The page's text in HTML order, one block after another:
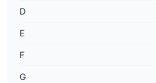
D
E
F
G